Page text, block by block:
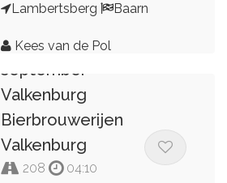
Lambertsberg
Baarn
Kees van de Pol
2023
september
Valkenburg
Bierbrouwerijen
Valkenburg
208
04:10